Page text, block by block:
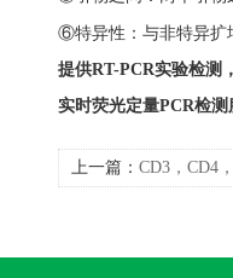
⑥特异性：与非特异扩
提供RT-PCR实验检测
实时荧光定量PCR检
上一篇： CD3，CD4